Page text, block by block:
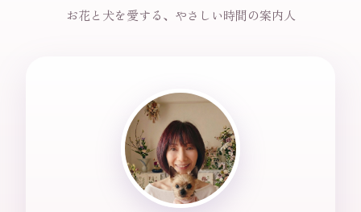
お花と犬を愛する、やさしい時間の案内人